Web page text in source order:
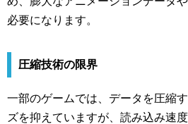
必要になります。
圧縮技術の限界
一部のゲームでは、データを圧縮
ズを抑えていますが、読み込み速